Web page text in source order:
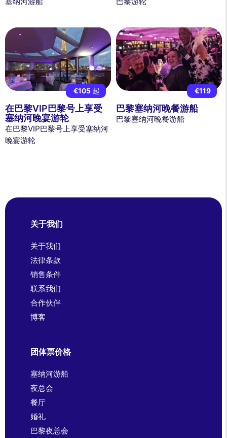
€105 起
在巴黎VIP巴黎号上享受
塞纳河晚宴游轮
在巴黎VIP巴黎号上享受塞纳河
晚宴游轮
€119
巴黎塞纳河晚餐游船
巴黎塞纳河晚餐游船
关于我们
关于我们
法律条款
销售条件
联系我们
合作伙伴
博客
团体票价格
塞纳河游船
夜总会
餐厅
婚礼
巴黎夜总会